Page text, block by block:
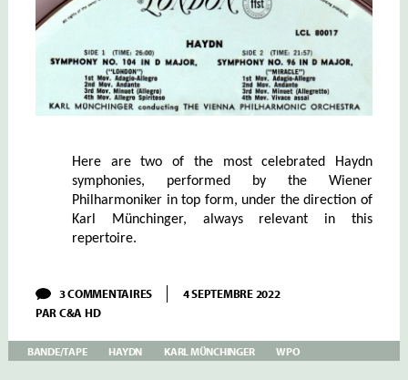
Here are two of the most celebrated Haydn
symphonies, performed by the Wiener
Philharmoniker in top form, under the direction of
Karl Münchinger, always relevant in this
repertoire.
3 COMMENTAIRES
MÜNCHINGER
HAYDN:
4 SEPTEMBRE 2022
PAR C&A HD
BANDE/TAPE HAYDN KARL MÜNCHINGER WPO